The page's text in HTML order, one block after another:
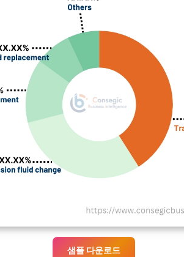
샘플 다운로드